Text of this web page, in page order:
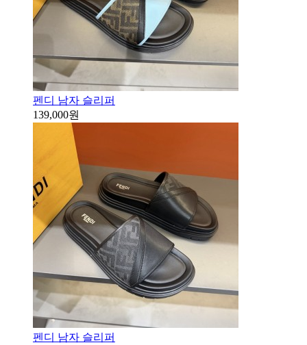
펜디 남자 슬리퍼
139,000원
펜디 남자 슬리퍼